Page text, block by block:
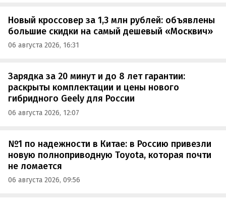
Новый кроссовер за 1,3 млн рублей: объявлены
большие скидки на самый дешевый «Москвич»
06 августа 2026, 16:31
Зарядка за 20 минут и до 8 лет гарантии:
раскрыты комплектации и цены нового
гибридного Geely для России
06 августа 2026, 12:07
№1 по надежности в Китае: в Россию привезли
новую полноприводную Toyota, которая почти
не ломается
06 августа 2026, 09:56